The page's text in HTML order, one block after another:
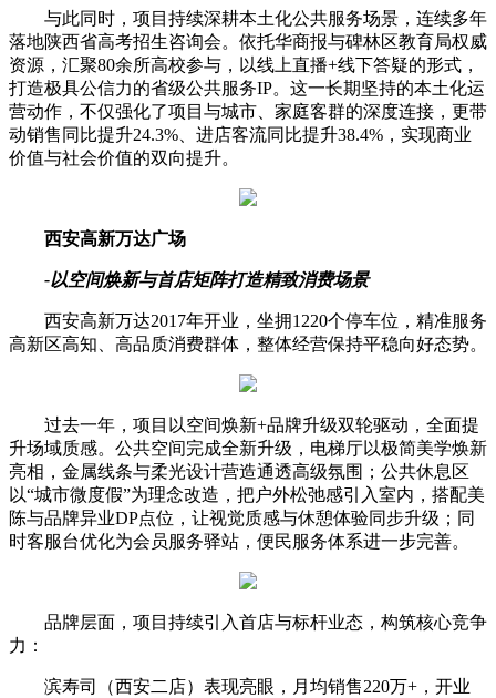
与此同时，项目持续深耕本土化公共服务场景，连续多年
落地陕西省高考招生咨询会。依托华商报与碑林区教育局权威
资源，汇聚80余所高校参与，以线上直播+线下答疑的形式，
打造极具公信力的省级公共服务IP。这一长期坚持的本土化运
营动作，不仅强化了项目与城市、家庭客群的深度连接，更带
动销售同比提升24.3%、进店客流同比提升38.4%，实现商业
价值与社会价值的双向提升。
西安高新万达广场
-以空间焕新与首店矩阵打造精致消费场景
西安高新万达2017年开业，坐拥1220个停车位，精准服务
高新区高知、高品质消费群体，整体经营保持平稳向好态势。
过去一年，项目以空间焕新+品牌升级双轮驱动，全面提
升场域质感。公共空间完成全新升级，电梯厅以极简美学焕新
亮相，金属线条与柔光设计营造通透高级氛围；公共休息区
以“城市微度假”为理念改造，把户外松弛感引入室内，搭配美
陈与品牌异业DP点位，让视觉质感与休憩体验同步升级；同
时客服台优化为会员服务驿站，便民服务体系进一步完善。
品牌层面，项目持续引入首店与标杆业态，构筑核心竞争
力：
滨寿司（西安二店）表现亮眼，月均销售220万+，开业